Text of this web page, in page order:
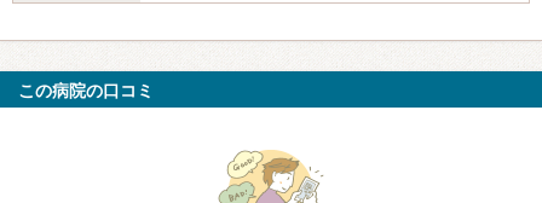
この病院の口コミ